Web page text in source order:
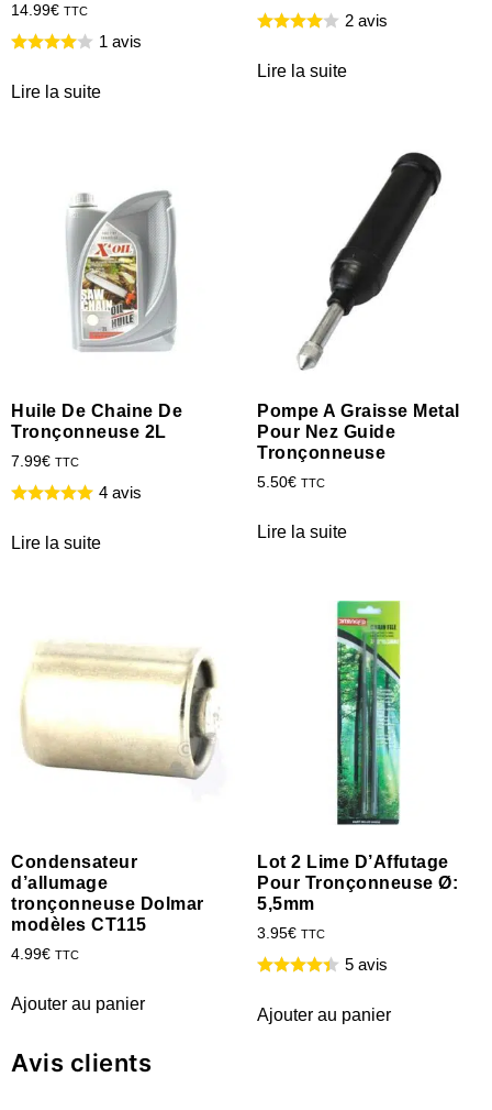
14.99€ TTC
1 avis
Lire la suite
2 avis
Lire la suite
Huile De Chaine De
Tronçonneuse 2L
7.99€ TTC
4 avis
Lire la suite
Pompe A Graisse Metal
Pour Nez Guide
Tronçonneuse
5.50€ TTC
Lire la suite
Condensateur
d’allumage
tronçonneuse Dolmar
modèles CT115
4.99€ TTC
Ajouter au panier
Lot 2 Lime D’Affutage
Pour Tronçonneuse Ø:
5,5mm
3.95€ TTC
5 avis
Ajouter au panier
Avis clients